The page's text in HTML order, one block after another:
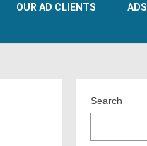
OUR AD CLIENTS ADS
Search